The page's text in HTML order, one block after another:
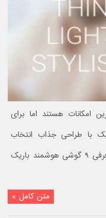
امکانات هستند اما برای
با طراحی جذاب انتخاب
بهتری است. در این مقاله قصد داریم تا به معرفی ۹ گوشی هوشمند باریک
متن کامل »